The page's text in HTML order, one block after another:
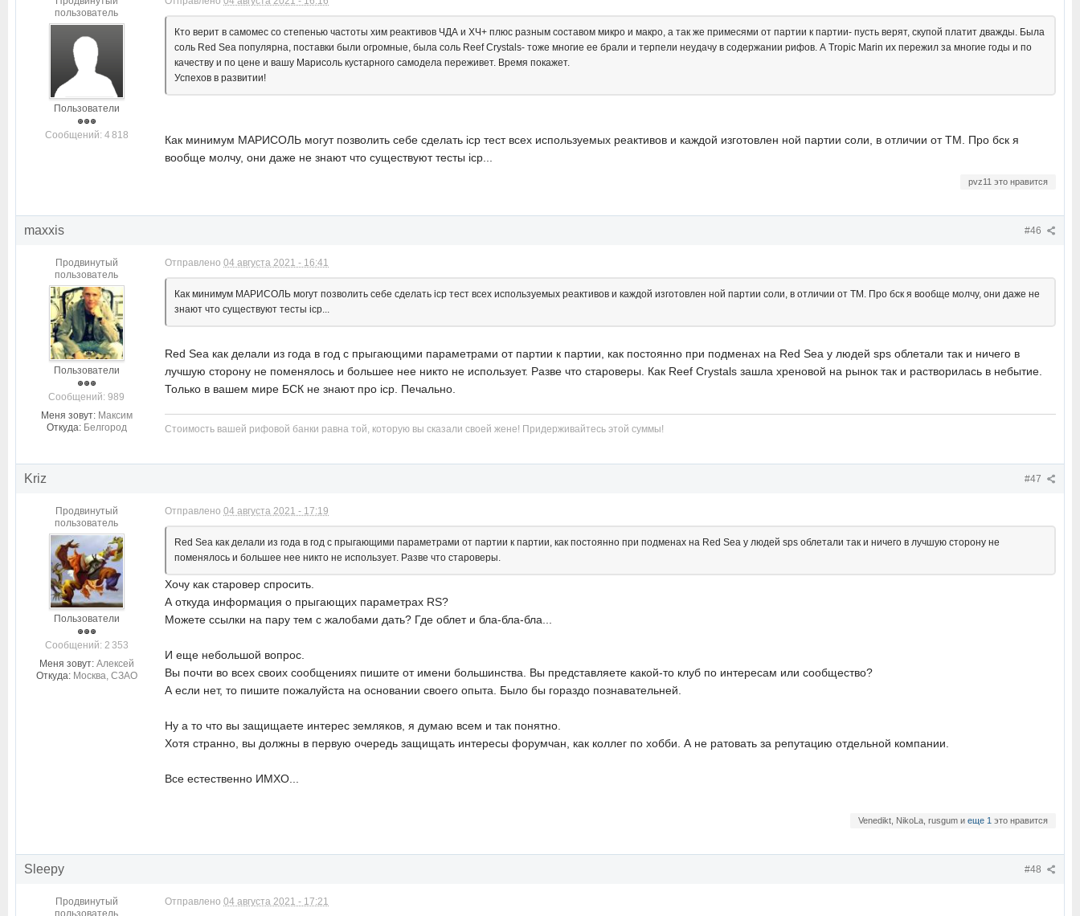
пользователь
Пользователи
Cообщений: 4 818
Кто верит в самомес со степенью частоты хим реактивов ЧДА и ХЧ+ плюс разным составом микро и макро, а так же примесями от партии к партии- пусть верят, скупой платит дважды. Была
соль Red Sea популярна, поставки были огромные, была соль Reef Crystals- тоже многие ее брали и терпели неудачу в содержании рифов. А Tropic Marin их пережил за многие годы и по
качеству и по цене и вашу Марисоль кустарного самодела переживет. Время покажет.
Успехов в развитии!
Как минимум МАРИСОЛЬ могут позволить себе сделать icp тест всех используемых реактивов и каждой изготовлен ной партии соли, в отличии от ТМ. Про бск я
вообще молчу, они даже не знают что существуют тесты icp...
pvz11 это нравится
#46
maxxis
Продвинутый
пользователь
Пользователи
Cообщений: 989
Меня зовут: Максим
Откуда: Белгород
Отправлено 04 августа 2021 - 16:41
Как минимум МАРИСОЛЬ могут позволить себе сделать icp тест всех используемых реактивов и каждой изготовлен ной партии соли, в отличии от ТМ. Про бск я вообще молчу, они даже не
знают что существуют тесты icp...
Red Sea как делали из года в год с прыгающими параметрами от партии к партии, как постоянно при подменах на Red Sea у людей sps облетали так и ничего в
лучшую сторону не поменялось и большее нее никто не использует. Разве что староверы. Как Reef Crystals зашла хреновой на рынок так и растворилась в небытие.
Только в вашем мире БСК не знают про icp. Печально.
Стоимость вашей рифовой банки равна той, которую вы сказали своей жене! Придерживайтесь этой суммы!
#47
Kriz
Продвинутый
пользователь
Пользователи
Cообщений: 2 353
Меня зовут: Алексей
Откуда: Москва, СЗАО
Отправлено 04 августа 2021 - 17:19
Red Sea как делали из года в год с прыгающими параметрами от партии к партии, как постоянно при подменах на Red Sea у людей sps облетали так и ничего в лучшую сторону не
поменялось и большее нее никто не использует. Разве что староверы.
Хочу как старовер спросить.
А откуда информация о прыгающих параметрах RS?
Можете ссылки на пару тем с жалобами дать? Где облет и бла-бла-бла...
И еще небольшой вопрос.
Вы почти во всех своих сообщениях пишите от имени большинства. Вы представляете какой-то клуб по интересам или сообщество?
А если нет, то пишите пожалуйста на основании своего опыта. Было бы гораздо познавательней.
Ну а то что вы защищаете интерес земляков, я думаю всем и так понятно.
Хотя странно, вы должны в первую очередь защищать интересы форумчан, как коллег по хобби. А не ратовать за репутацию отдельной компании.
Все естественно ИМХО...
Venedikt, NikoLa, rusgum и еще 1 это нравится
#48
Sleepy
Продвинутый
пользователь
Отправлено 04 августа 2021 - 17:21